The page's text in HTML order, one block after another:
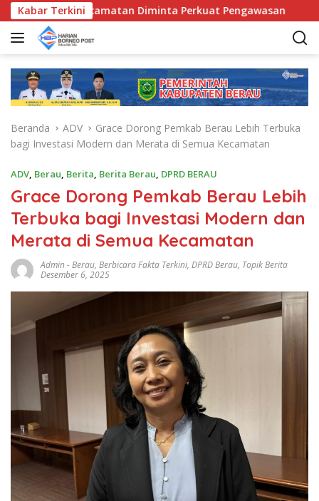
a
Kabar Terkini
Kecamatan Diminta Perkuat Pengawasan
Beranda ADV
Grace Dorong Pemkab Berau Lebih Terbuka
bagi Investasi Modern dan Merata di Semua Kecamatan
ADV, Berau, Berita, Berita Berau, DPRD BERAU
Grace Dorong Pemkab Berau Lebih
Terbuka bagi Investasi Modern dan
Merata di Semua Kecamatan
Admin-Berau, Berbicara Fakta Terkini, DPRD Berau, Topik Berita
Desember 6, 2025